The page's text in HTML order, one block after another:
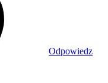
Odpowiedz